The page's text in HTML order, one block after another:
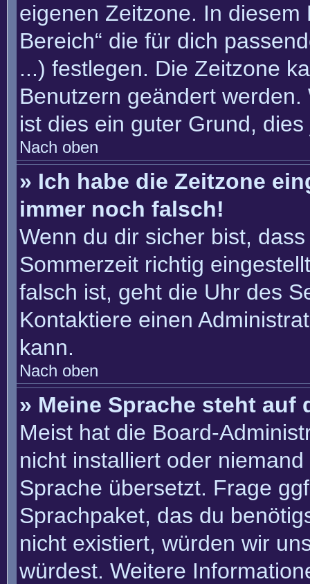
eigenen Zeitzone. In diesem
Bereich“ die für dich
...) festlegen. Die Zeitzone
Benutzern geändert
ist dies ein guter Grund,
Nach oben
» Ich habe die Zeitzone
immer noch falsch!
Wenn du dir sicher bist,
Sommerzeit richtig
falsch ist, geht die Uhr des
Kontaktiere einen
kann.
Nach oben
» Meine Sprache steht
Meist hat die Board-
nicht installiert oder
Sprache übersetzt. Frage
Sprachpaket, das du
nicht existiert, würden wir
würdest. Weitere